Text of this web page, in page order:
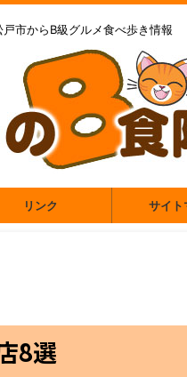
市からB級グルメ食べ歩き情報
リンク サイト
8選